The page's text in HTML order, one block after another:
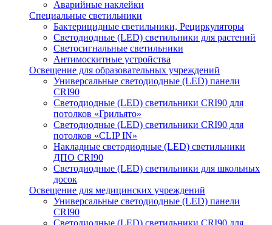
Аварийные наклейки
Специальные светильники
Бактерицидные светильники, Рециркуляторы
Светодиодные (LED) светильники для растений
Светосигнальные светильники
Антимоскитные устройства
Освещение для образовательных учреждений
Универсальные светодиодные (LED) панели
CRI90
Светодиодные (LED) светильники CRI90 для
потолков «Грильято»
Светодиодные (LED) светильники CRI90 для
потолков «CLIP IN»
Накладные светодиодные (LED) светильники
ДПО CRI90
Светодиодные (LED) светильники для школьных
досок
Освещение для медицинских учреждений
Универсальные светодиодные (LED) панели
CRI90
Светодиодные (LED) светильники CRI90 для